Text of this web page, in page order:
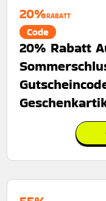
20%RABATT
Code
20% Rabatt